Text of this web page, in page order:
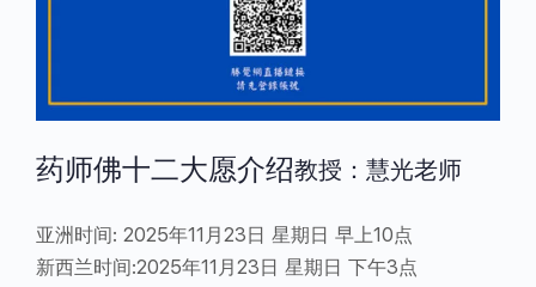
药师佛十二大愿介绍教授：慧光老师
亚洲时间: 2025年11月23日 星期日 早上10点
新西兰时间:2025年11月23日 星期日 下午3点